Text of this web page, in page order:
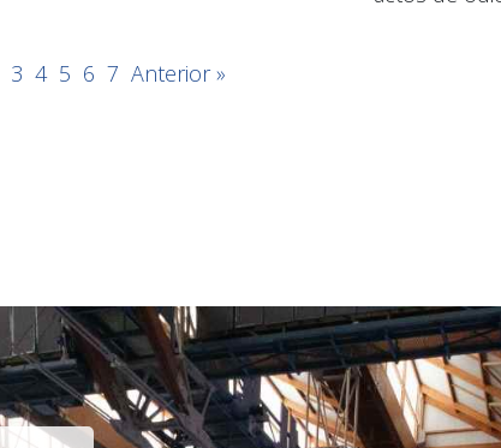
3 4 5 6 7 Anterior »